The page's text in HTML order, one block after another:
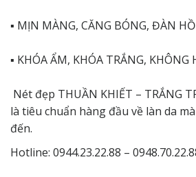
▪️ MỊN MÀNG, CĂNG BÓNG, ĐÀN
▪️ KHÓA ẨM, KHÓA TRẮNG, KHÔNG
Nét đẹp THUẦN KHIẾT – TRẮNG
là tiêu chuẩn hàng đầu về làn da
đến.
Hotline: 0944.23.22.88 –